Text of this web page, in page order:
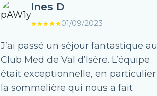
Ines D
01/09/2023
J’ai passé un séjour fantastique au
Club Med de Val d’Isère. L’équipe
était exceptionnelle, en particulier
la sommelière qui nous a fait